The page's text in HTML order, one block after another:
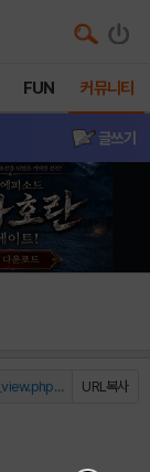
FUN 커뮤니티
글쓰기
URL복사
https://m.hungryapp.co.kr/bbs/bbs_view.php?durl=Y...